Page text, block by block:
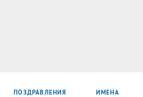
ПОЗДРАВЛЕНИЯ ИМЕНА